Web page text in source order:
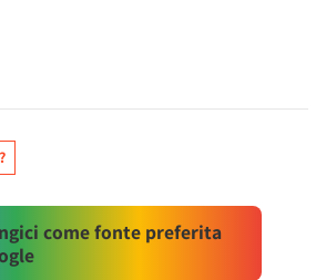
come fonte preferita